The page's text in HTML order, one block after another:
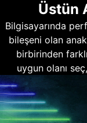
Üstün
Bilgisayarında
bileşeni olan
birbirinden
uygun olanı